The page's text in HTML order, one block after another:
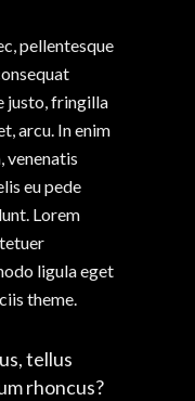
pellentesque
justo, fringilla
arcu. In enim
venenatis
eu pede
Lorem
ligula eget
theme.
tellus
rhoncus?